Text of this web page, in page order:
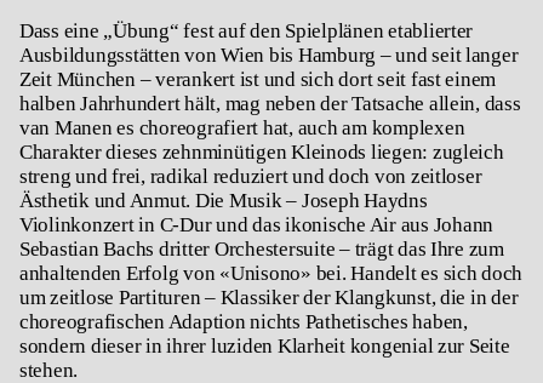
Dass eine „Übung“ fest auf den Spielplänen etablierter
Ausbildungsstätten von Wien bis Hamburg – und seit langer
Zeit München – verankert ist und sich dort seit fast einem
halben Jahrhundert hält, mag neben der Tatsache allein, dass
van Manen es choreografiert hat, auch am komplexen
Charakter dieses zehnminütigen Kleinods liegen: zugleich
streng und frei, radikal reduziert und doch von zeitloser
Ästhetik und Anmut. Die Musik – Joseph Haydns
Violinkonzert in C-Dur und das ikonische Airaus Johann
Sebastian Bachs dritter Orchestersuite – trägt das Ihre zum
anhaltenden Erfolg von «Unisono» bei. Handelt es sich doch
um zeitlose Partituren – Klassiker der Klangkunst, die in der
choreografischen Adaption nichts Pathetisches haben,
sondern dieser in ihrer luziden Klarheit kongenial zur Seite
stehen.